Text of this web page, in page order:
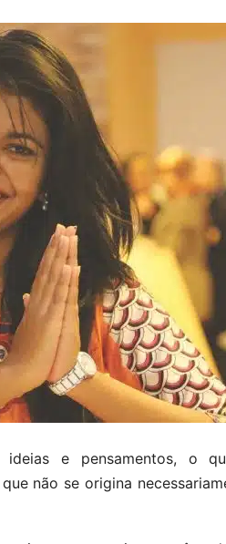
ideias e pensamentos, o
não se origina